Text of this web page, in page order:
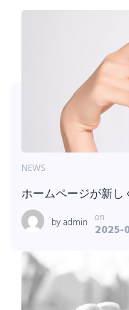
NEWS
ホームページが新し
byadmin on
2025-